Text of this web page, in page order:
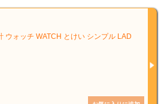
ウォッチ WATCH とけい シンプル LAD